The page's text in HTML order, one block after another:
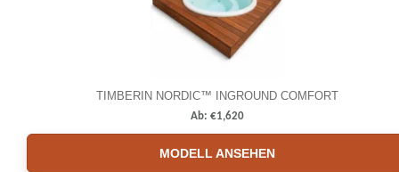
TIMBERIN NORDIC™ INGROUND COMFORT
Ab: €1,620
MODELL ANSEHEN